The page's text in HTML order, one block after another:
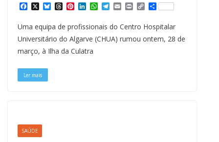
a
e
b
o
o
X B
e
s
k
y
T
h
e
a
d
s
P
n
t
e
r
e
L
n
k
e
d
I
W
h
t
s
A
T
e
e
g
r
E
m
a
i
l
P
n
t
C
o
p
y
L
i
S
h
a
r
e
Uma equipa de profissionais do Centro Hospitalar
Universitário do Algarve (CHUA) rumou ontem, 28 de
março, à Ilha da Culatra
Ler mais
SAÚDE